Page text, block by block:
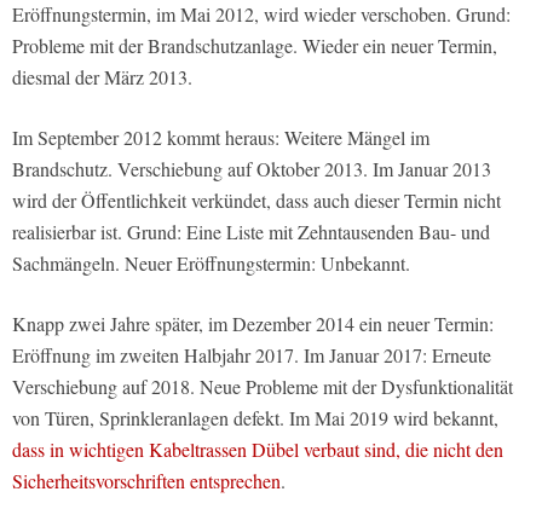
Eröffnungstermin, im Mai 2012, wird wieder verschoben. Grund:
Probleme mit der Brandschutzanlage. Wieder ein neuer Termin,
diesmal der März 2013.
Im September 2012 kommt heraus: Weitere Mängel im
Brandschutz. Verschiebung auf Oktober 2013. Im Januar 2013
wird der Öffentlichkeit verkündet, dass auch dieser Termin nicht
realisierbar ist. Grund: Eine Liste mit Zehntausenden Bau- und
Sachmängeln. Neuer Eröffnungstermin: Unbekannt.
Knapp zwei Jahre später, im Dezember 2014 ein neuer Termin:
Eröffnung im zweiten Halbjahr 2017. Im Januar 2017: Erneute
Verschiebung auf 2018. Neue Probleme mit der Dysfunktionalität
von Türen, Sprinkleranlagen defekt. Im Mai 2019 wird bekannt,
dass in wichtigen Kabeltrassen Dübel verbaut sind, die nicht den
Sicherheitsvorschriften entsprechen.